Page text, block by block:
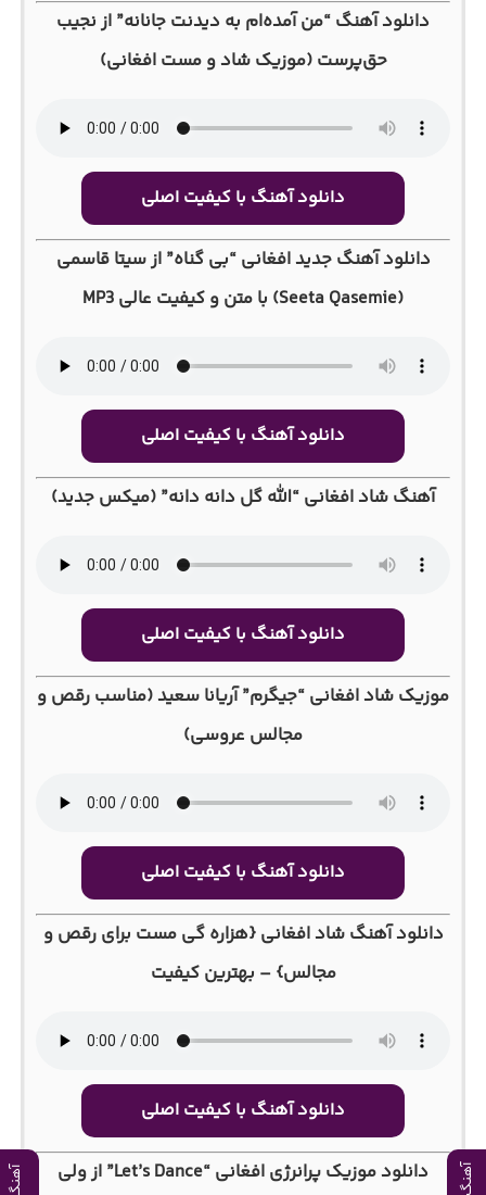
دانلود آهنگ “من آمده‌ام به دیدنت جانانه” از نجیب
حق‌پرست (موزیک شاد و مست افغانی)
دانلود آهنگ با کیفیت اصلی
دانلود آهنگ جدید افغانی “بی گناه” از سیتا قاسمی
(Seeta Qasemie) با متن و کیفیت عالی MP3
دانلود آهنگ با کیفیت اصلی
آهنگ شاد افغانی “الله گل دانه دانه” (میکس جدید)
دانلود آهنگ با کیفیت اصلی
موزیک شاد افغانی “جیگرم” آریانا سعید (مناسب رقص و
مجالس عروسی)
دانلود آهنگ با کیفیت اصلی
دانلود آهنگ شاد افغانی {هزاره گی مست برای رقص و
مجالس} – بهترین کیفیت
دانلود آهنگ با کیفیت اصلی
دانلود موزیک پرانرژی افغانی “Let’s Dance” از ولی